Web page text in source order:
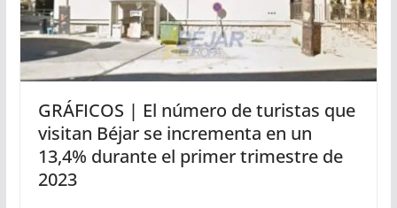
GRÁFICOS | El número de turistas que
visitan Béjar se incrementa en un
13,4% durante el primer trimestre de
2023